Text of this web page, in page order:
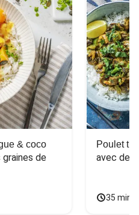
& coco
de
Poulet
avec des
35